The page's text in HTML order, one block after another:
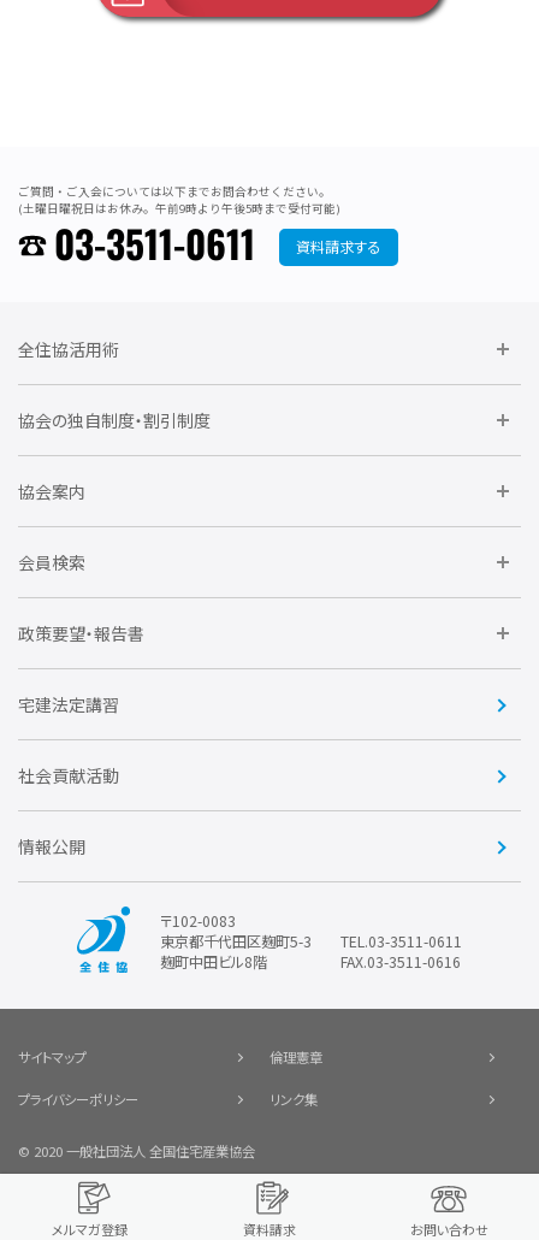
ご質問・ご入会については以下までお問合わせください。
(土曜日曜祝日はお休み。午前9時より午後5時まで受付可能)
03-3511-0611 資料請求する
全住協活用術
委員会に参加しよう
要望活動に参加しよう
協会の独自制度・割引制度
住宅瑕疵担保責任保険割引制度
全住協NET
不動産後見アドバイザー資格講習
会
全住協ビジネスショップ
協会案内
運営組織
トライアル会員制度
会員検索
企業会員
賛助会員
政策要望・報告書
住宅・土地税制改正要望
優良事業表彰
宅建法定講習
社会貢献活動
情報公開
〒102-0083
東京都千代田区麹町5-3
麹町中田ビル8階
TEL.03-3511-0611
FAX.03-3511-0616
サイトマップ 倫理憲章
プライバシーポリシー リンク集
© 2020 一般社団法人 全国住宅産業協会
メルマガ登録 資料請求 お問い合わせ